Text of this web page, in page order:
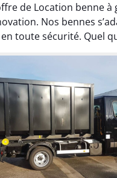
de Location benne à
Nos bennes
toute sécurité. Quel